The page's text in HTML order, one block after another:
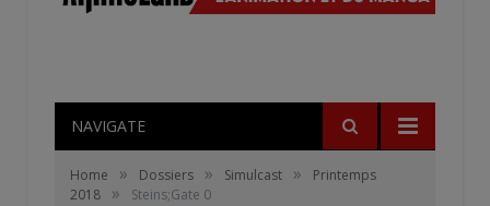
NAVIGATE
Home » Dossiers » Simulcast »
Printemps
2018
» Steins;Gate 0